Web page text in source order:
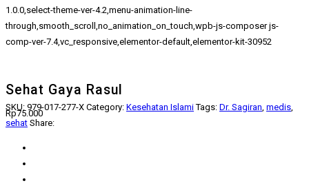
1.0.0,select-theme-ver-4.2,menu-animation-line-
through,smooth_scroll,no_animation_on_touch,wpb-js-composer js-
comp-ver-7.4,vc_responsive,elementor-default,elementor-kit-30952
Sehat Gaya Rasul
Rp75.000
SKU: 979-017-277-X Category: Kesehatan Islami Tags: Dr. Sagiran, medis,
sehat Share: